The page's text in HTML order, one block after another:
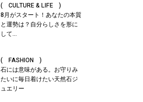
( CULTURE & LIFE )
8月がスタート！あなたの本質
と運勢は？自分らしさを形に
して...
( FASHION )
石には意味がある。お守りみ
たいに毎日着けたい天然石ジ
ュエリー